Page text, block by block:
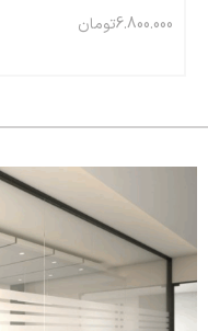
6.800.000تومان